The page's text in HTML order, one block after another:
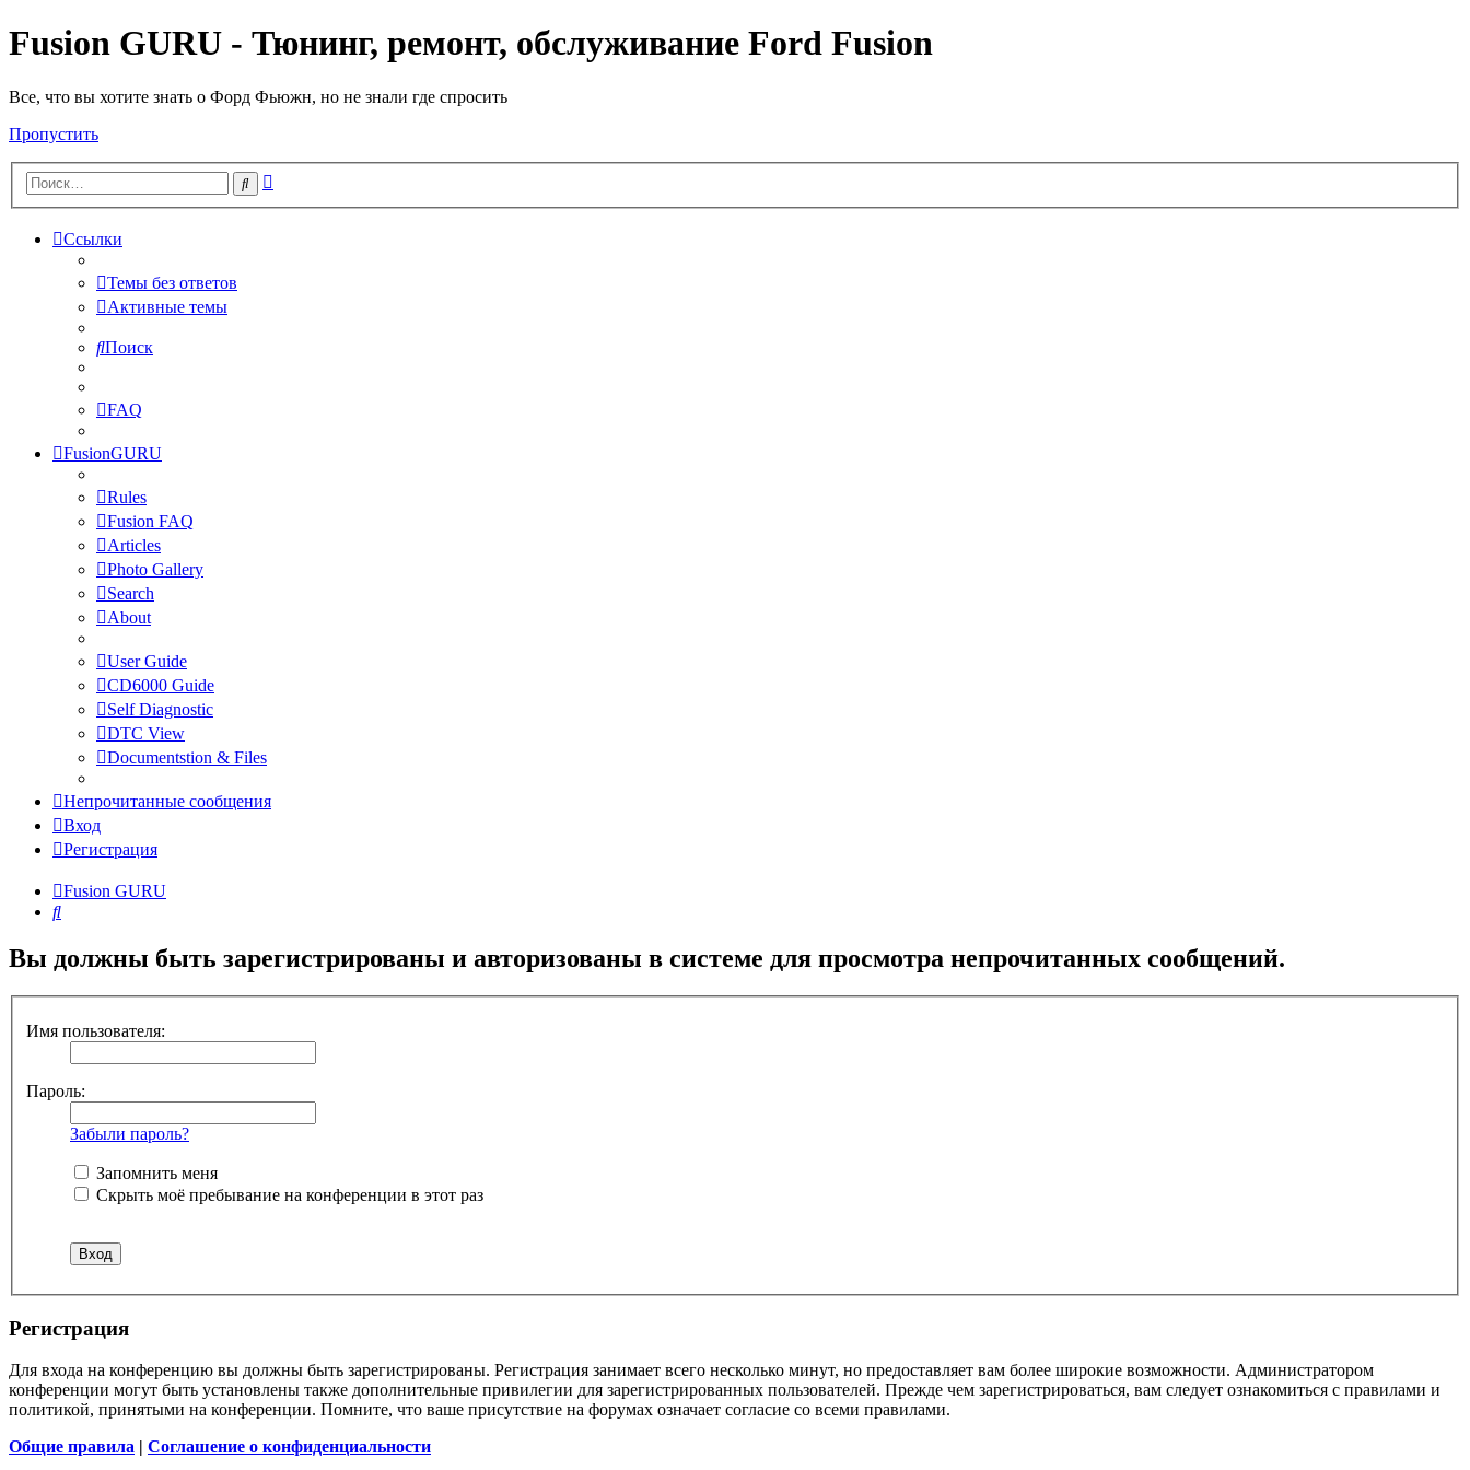
Fusion GURU - Тюнинг, ремонт, обслуживание Ford Fusion
Все, что вы хотите знать о Форд Фьюжн, но не знали где спросить
Пропустить
Поиск
Ссылки
Темы без ответов
Активные темы
Поиск
FAQ
FusionGURU
Rules
Fusion FAQ
Articles
Photo Gallery
Search
About
User Guide
CD6000 Guide
Self Diagnostic
DTC View
Documentstion & Files
Непрочитанные сообщения
Вход
Регистрация
Fusion GURU
Поиск
Вы должны быть зарегистрированы и авторизованы в системе для просмотра непрочитанных сообщений.
Имя пользователя:
Пароль:
Забыли пароль?
Запомнить меня
Скрыть моё пребывание на конференции в этот раз
Регистрация
Для входа на конференцию вы должны быть зарегистрированы. Регистрация занимает всего несколько минут, но предоставляет вам более широкие возможности. Администратором
конференции могут быть установлены также дополнительные привилегии для зарегистрированных пользователей. Прежде чем зарегистрироваться, вам следует ознакомиться с правилами и
политикой, принятыми на конференции. Помните, что ваше присутствие на форумах означает согласие со всеми правилами.
Общие правила | Соглашение о конфиденциальности